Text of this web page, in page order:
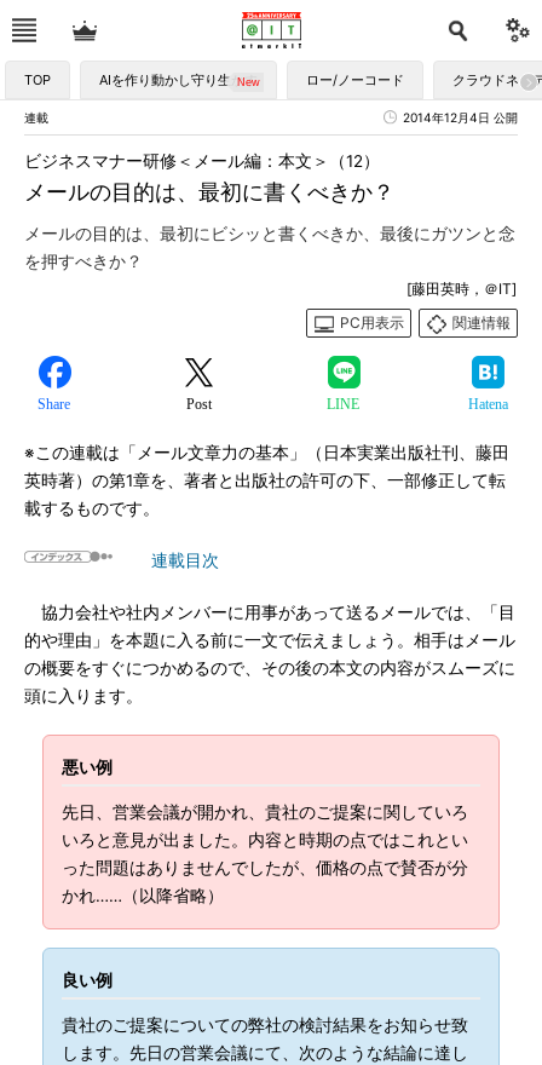
TOP AIを作り動かし守り生かす ロー/ノーコード クラウドネイ
連載 2014年12月4日 公開
メールの目的は、最初に書くべきか？
ビジネスマナー研修＜メール編：本文＞（12）
メールの目的は、最初にビシッと書くべきか、最後にガツンと念
を押すべきか？
[藤田英時，＠IT]
PC用表示
関連情報
Share Post LINE Hatena
※この連載は「メール文章力の基本」（日本実業出版社刊、藤田
英時著）の第1章を、著者と出版社の許可の下、一部修正して転
載するものです。
連載目次
協力会社や社内メンバーに用事があって送るメールでは、「目
的や理由」を本題に入る前に一文で伝えましょう。相手はメール
の概要をすぐにつかめるので、その後の本文の内容がスムーズに
頭に入ります。
悪い例
先日、営業会議が開かれ、貴社のご提案に関していろ
いろと意見が出ました。内容と時期の点ではこれとい
った問題はありませんでしたが、価格の点で賛否が分
かれ……（以降省略）
良い例
貴社のご提案についての弊社の検討結果をお知らせ致
します。先日の営業会議にて、次のような結論に達し